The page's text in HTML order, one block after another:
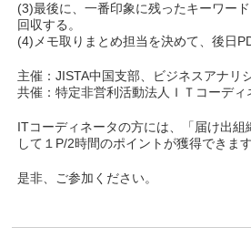
(3)最後に、一番印象に残ったキーワー
回収する。
(4)メモ取りまとめ担当を決めて、後日
主催：JISTA中国支部、ビジネスアナリ
共催：特定非営利活動法人ＩＴコーディ
ITコーディネータの方には、「届け出組
して１P/2時間のポイントが獲得できます
是非、ご参加ください。